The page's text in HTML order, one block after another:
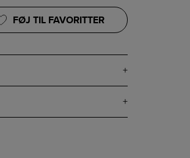
FØJ TIL FAVORITTER